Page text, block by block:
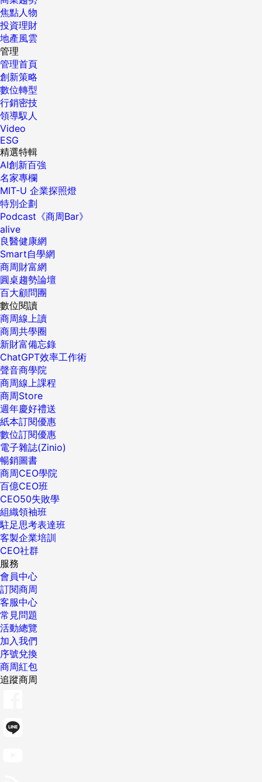
焦點人物
投資理財
地產風雲
管理
管理首頁
創新策略
數位轉型
行銷密技
領導馭人
Video
ESG
精選特輯
AI創新百強
名家專欄
MIT-U 企業探照燈
特別企劃
Podcast《商周Bar》
alive
良醫健康網
Smart自學網
商周財富網
圓桌趨勢論壇
百大顧問團
數位閱讀
商周線上讀
商周共學圈
新財富備忘錄
ChatGPT效率工作術
聲音商學院
商周線上課程
商周Store
週年慶好禮送
紙本訂閱優惠
數位訂閱優惠
電子雜誌(Zinio)
暢銷圖書
商周CEO學院
百億CEO班
CEO50失敗學
組織領袖班
駐足思考表達班
客製企業培訓
CEO社群
服務
會員中心
訂閱商周
客服中心
常見問題
活動總覽
加入我們
序號兌換
商周紅包
追蹤商周